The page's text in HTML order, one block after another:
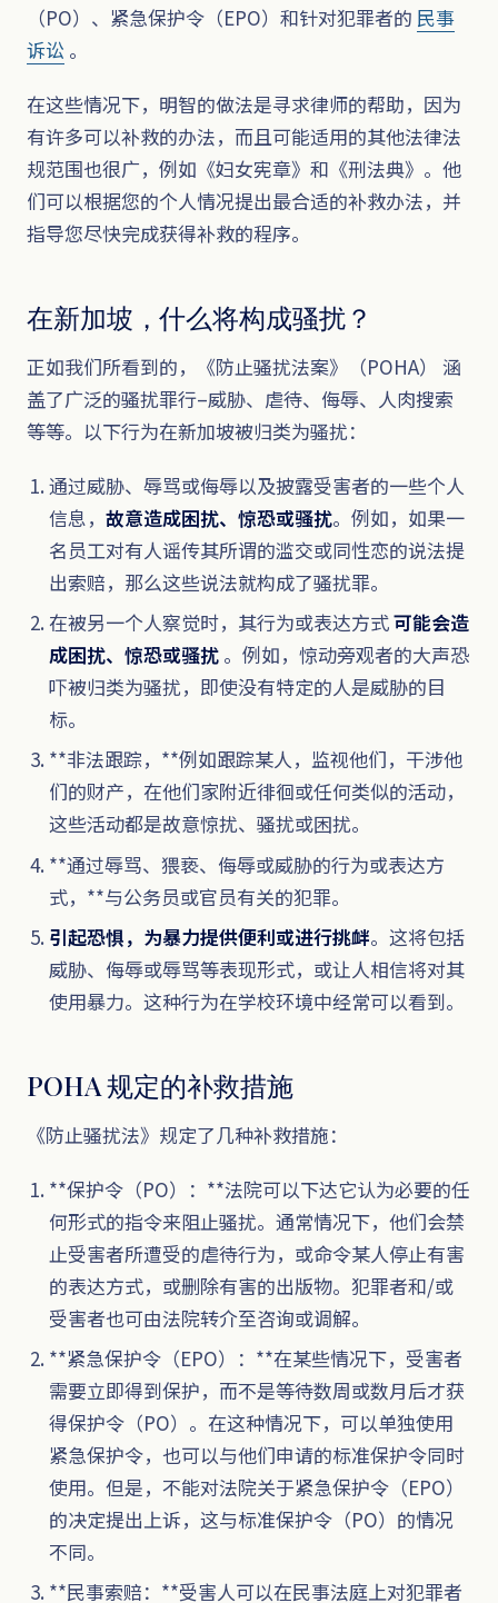
（PO）、紧急保护令（EPO）和针对犯罪者的 民事
诉讼 。
在这些情况下，明智的做法是寻求律师的帮助，因为
有许多可以补救的办法，而且可能适用的其他法律法
规范围也很广，例如《妇女宪章》和《刑法典》。他
们可以根据您的个人情况提出最合适的补救办法，并
指导您尽快完成获得补救的程序。
在新加坡，什么将构成骚扰？
正如我们所看到的，《防止骚扰法案》（POHA） 涵
盖了广泛的骚扰罪行–威胁、虐待、侮辱、人肉搜索
等等。以下行为在新加坡被归类为骚扰：
通过威胁、辱骂或侮辱以及披露受害者的一些个人
信息， 故意造成困扰、惊恐或骚扰。例如，如果一
名员工对有人谣传其所谓的滥交或同性恋的说法提
出索赔，那么这些说法就构成了骚扰罪。
在被另一个人察觉时，其行为或表达方式可能会造
成困扰、惊恐或骚扰 。例如，惊动旁观者的大声恐
吓被归类为骚扰，即使没有特定的人是威胁的目
标。
**非法跟踪，**例如跟踪某人，监视他们，干涉他
们的财产，在他们家附近徘徊或任何类似的活动，
这些活动都是故意惊扰、骚扰或困扰。
**通过辱骂、猥亵、侮辱或威胁的行为或表达方
式，**与公务员或官员有关的犯罪。
引起恐惧，为暴力提供便利或进行挑衅。这将包括
威胁、侮辱或辱骂等表现形式，或让人相信将对其
使用暴力。这种行为在学校环境中经常可以看到。
POHA 规定的补救措施
《防止骚扰法》规定了几种补救措施：
**保护令（PO）：**法院可以下达它认为必要的任
何形式的指令来阻止骚扰。通常情况下，他们会禁
止受害者所遭受的虐待行为，或命令某人停止有害
的表达方式，或删除有害的出版物。犯罪者和/或
受害者也可由法院转介至咨询或调解。
**紧急保护令（EPO）：**在某些情况下，受害者
需要立即得到保护，而不是等待数周或数月后才获
得保护令（PO）。在这种情况下，可以单独使用
紧急保护令，也可以与他们申请的标准保护令同时
使用。但是，不能对法院关于紧急保护令（EPO）
的决定提出上诉，这与标准保护令（PO）的情况
不同。
**民事索赔：**受害人可以在民事法庭上对犯罪者